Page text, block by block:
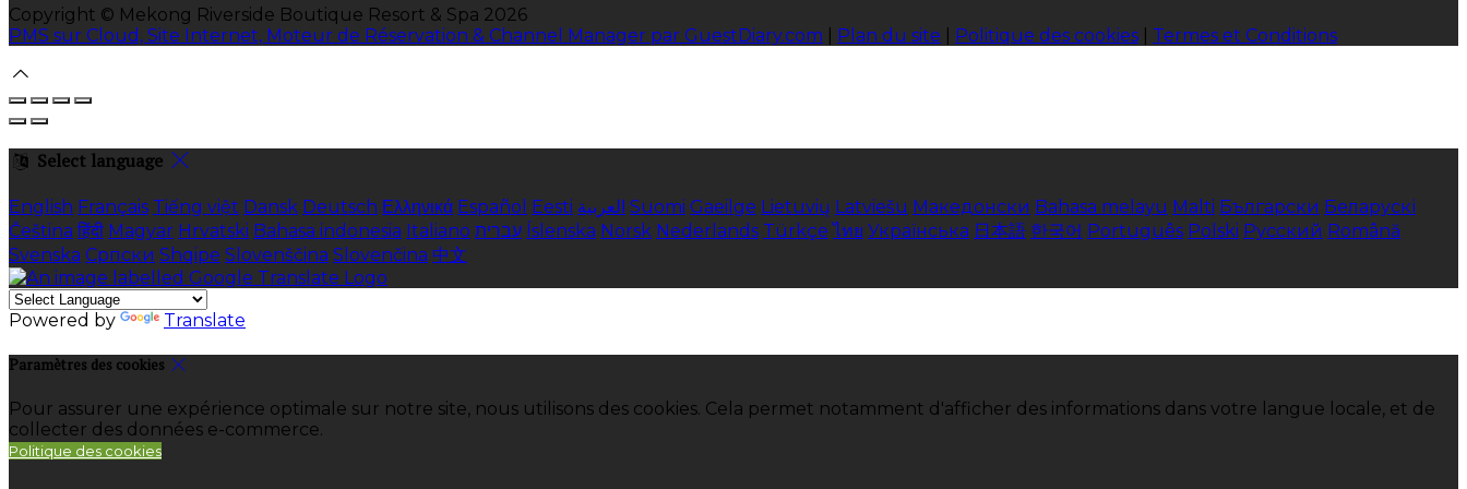
Copyright © Mekong Riverside Boutique Resort & Spa 2026
PMS sur Cloud, Site Internet, Moteur de Réservation & Channel Manager par GuestDiary.com
Plan du site Politique des cookies Termes et Conditions
Select language
English Français Tiếng việt Dansk Deutsch Ελληνικά Español Eesti العربية Suomi Gaeilge Lietuvių Latviešu Македонски Bahasa melayu Malti Български Беларускі
Čeština हिंदी Magyar Hrvatski Bahasa indonesia Italiano עברית Íslenska Norsk Nederlands Türkçe ไทย Українська 日本語 한국어 Português Polski Русский Română
Svenska Српски Shqipe Slovenščina Slovenčina 中文
Powered by Translate
Paramètres des cookies
Pour assurer une expérience optimale sur notre site, nous utilisons des cookies. Cela permet notamment d'afficher des informations dans votre langue locale, et de
collecter des données e-commerce.
Politique des cookies